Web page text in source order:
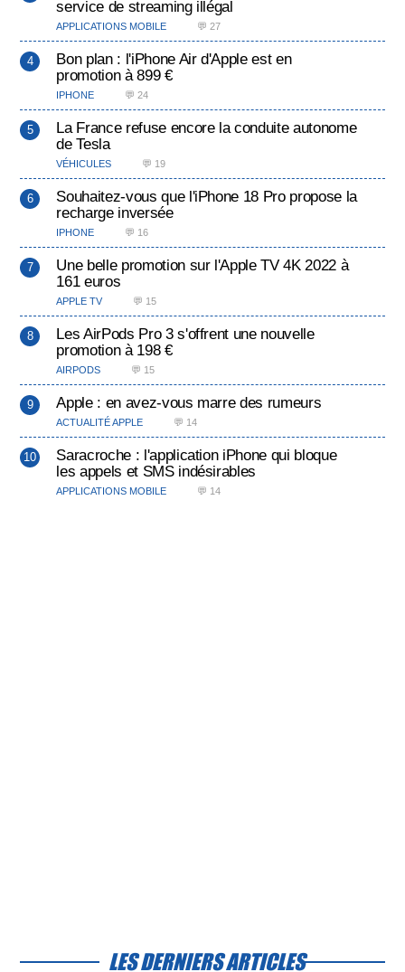
service de streaming illégal
APPLICATIONS MOBILE 💬 27
Bon plan : l'iPhone Air d'Apple est en
promotion à 899 €
IPHONE 💬 24
La France refuse encore la conduite autonome
de Tesla
VÉHICULES 💬 19
Souhaitez-vous que l'iPhone 18 Pro propose la
recharge inversée
IPHONE 💬 16
Une belle promotion sur l'Apple TV 4K 2022 à
161 euros
APPLE TV 💬 15
Les AirPods Pro 3 s'offrent une nouvelle
promotion à 198 €
AIRPODS 💬 15
Apple : en avez-vous marre des rumeurs
ACTUALITÉ APPLE 💬 14
Saracroche : l'application iPhone qui bloque
les appels et SMS indésirables
APPLICATIONS MOBILE 💬 14
LES DERNIERS ARTICLES